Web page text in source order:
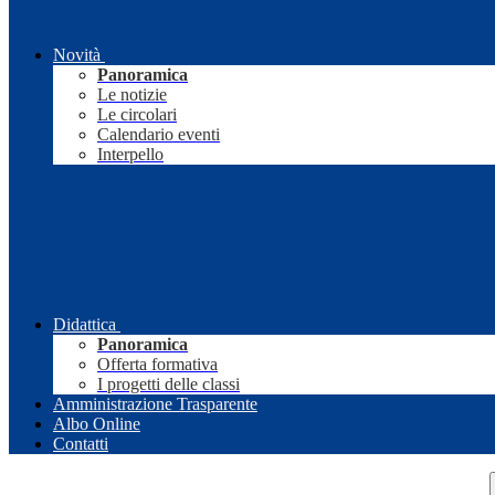
Novità
Panoramica
Le notizie
Le circolari
Calendario eventi
Interpello
Didattica
Panoramica
Offerta formativa
I progetti delle classi
Amministrazione Trasparente
Albo Online
Contatti